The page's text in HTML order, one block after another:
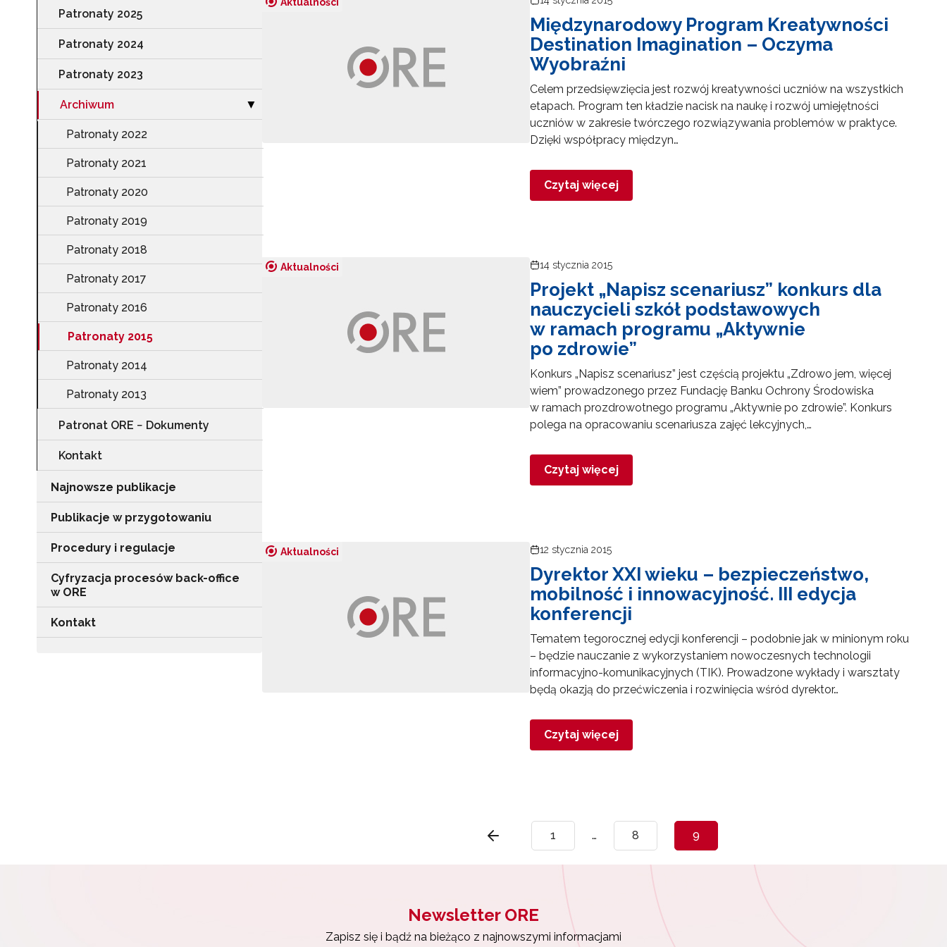
Patronaty 2025
Patronaty 2024
Patronaty 2023
Archiwum Zwiń sekcję "Archiwum"
▶
Patronaty 2022
Patronaty 2021
Patronaty 2020
Patronaty 2019
Patronaty 2018
Patronaty 2017
Patronaty 2016
Patronaty 2015
Patronaty 2014
Patronaty 2013
Patronat ORE − Dokumenty
Kontakt
Najnowsze publikacje
Publikacje w przygotowaniu
Procedury i regulacje
Cyfryzacja procesów back-office
w ORE
Kontakt
Międzynarodowy Program Kreatywności
Destination Imagination – Oczyma
Wyobraźni
Celem przedsięwzięcia jest rozwój kreatywności uczniów na wszystkich
etapach. Program ten kładzie nacisk na naukę i rozwój umiejętności
uczniów w zakresie twórczego rozwiązywania problemów w praktyce.
Dzięki współpracy międzyn…
Czytaj więcej
Aktualności 14 stycznia 2015
Projekt „Napisz scenariusz” konkurs dla
nauczycieli szkół podstawowych
w ramach programu „Aktywnie
po zdrowie”
Konkurs „Napisz scenariusz” jest częścią projektu „Zdrowo jem, więcej
wiem” prowadzonego przez Fundację Banku Ochrony Środowiska
w ramach prozdrowotnego programu „Aktywnie po zdrowie”. Konkurs
polega na opracowaniu scenariusza zajęć lekcyjnych,…
Czytaj więcej
Aktualności 12 stycznia 2015
Dyrektor XXI wieku – bezpieczeństwo,
mobilność i innowacyjność. III edycja
konferencji
Tematem tegorocznej edycji konferencji – podobnie jak w minionym roku
– będzie nauczanie z wykorzystaniem nowoczesnych technologii
informacyjno-komunikacyjnych (TIK). Prowadzone wykłady i warsztaty
będą okazją do przećwiczenia i rozwinięcia wśród dyrektor…
Czytaj więcej
1 … 8 9
Newsletter ORE
Zapisz się i bądź na bieżąco z najnowszymi informacjami